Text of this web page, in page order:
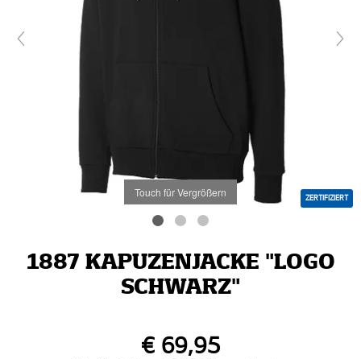
Touch für Vergrößern ZERTIFIZIERT
1887 KAPUZENJACKE "LOGO
SCHWARZ"
€ 69,95